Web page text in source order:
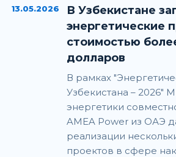
13.05.2026
В Узбекистане
энергетические
стоимостью
долларов
В рамках
Узбекистана – 2026"
энергетики
AMEA Power из ОАЭ
реализации
проектов в сфере